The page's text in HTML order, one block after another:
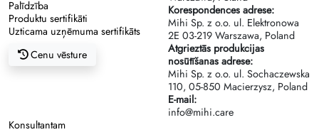
Palīdzība
Produktu sertifikāti
Uzticama uzņēmuma sertifikāts
Cenu vēsture
Korespondences adrese:
Mihi Sp. z o.o. ul. Elektronowa
2Е 03-219 Warszawa, Poland
Atgrieztās produkcijas
nosūtīšanas adrese:
Mihi Sp. z o.o. ul. Sochaczewska
110, 05-850 Macierzysz, Poland
E-mail:
info@mihi.care
Konsultantam